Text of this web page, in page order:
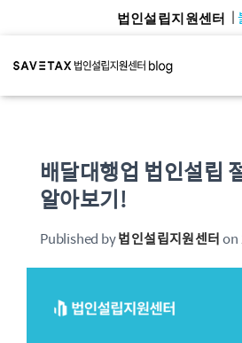
법인설립지원센터
배달대행업 법인설립
알아보기!
Published by법인설립지원센터on